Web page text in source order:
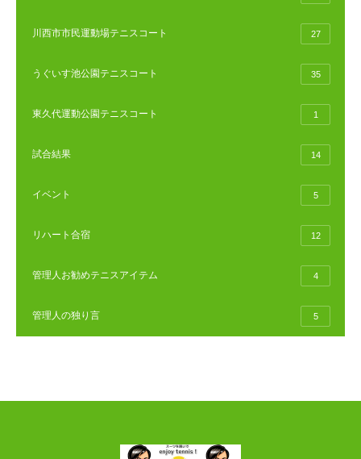
川西市市民運動場テニスコート 27
うぐいす池公園テニスコート 35
東久代運動公園テニスコート 1
試合結果 14
イベント 5
リハート合宿 12
管理人お勧めテニスアイテム 4
管理人の独り言 5